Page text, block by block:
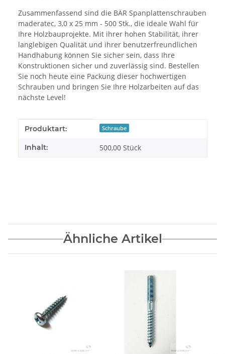
Zusammenfassend sind die BÄR Spanplattenschrauben
maderatec, 3,0 x 25 mm - 500 Stk., die ideale Wahl für
Ihre Holzbauprojekte. Mit ihrer hohen Stabilität, ihrer
langlebigen Qualität und ihrer benutzerfreundlichen
Handhabung können Sie sicher sein, dass Ihre
Konstruktionen sicher und zuverlässig sind. Bestellen
Sie noch heute eine Packung dieser hochwertigen
Schrauben und bringen Sie Ihre Holzarbeiten auf das
nächste Level!
Produkteigenschaft
Wert
Produktart: Schraube
Inhalt: 500,00 Stück
Ähnliche Artikel